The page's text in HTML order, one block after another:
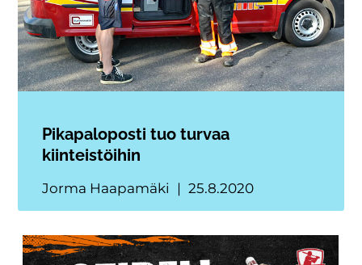
Pikapaloposti tuo turvaa
kiinteistöihin
Jorma Haapamäki 25.8.2020